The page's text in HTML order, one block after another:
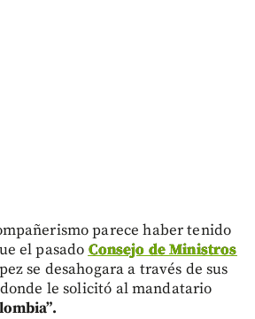
parece haber tenido
el pasado Consejo de Ministros
se desahogara a través de sus
le solicitó al mandatario